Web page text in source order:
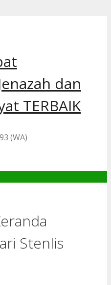
dan
TERBAIK
(WA)
Stenlis